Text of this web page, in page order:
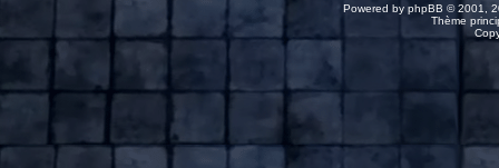
Powered by phpBB © 2001,
Thème